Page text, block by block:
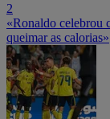
2
«Ronaldo celebrou
queimar as calorias»